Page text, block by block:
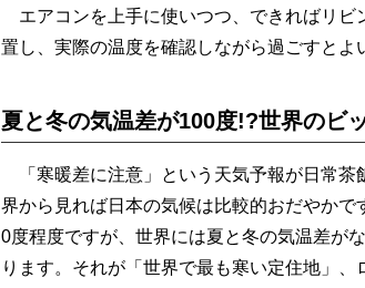
エアコンを上手に使いつつ、できればリビ
置し、実際の温度を確認しながら過ごすとよ
夏と冬の気温差が100度!?世界のビ
「寒暖差に注意」という天気予報が日常茶
界から見れば日本の気候は比較的おだやか
0度程度ですが、世界には夏と冬の気温差が
ります。それが「世界で最も寒い定住地」